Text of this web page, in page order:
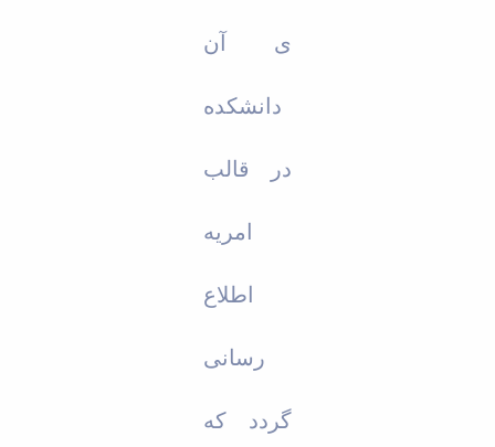
ی آن
دانشکده
در قالب
امریه
اطلاع
رسانی
گردد که